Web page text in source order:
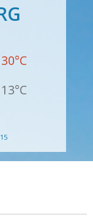
30°C
13°C